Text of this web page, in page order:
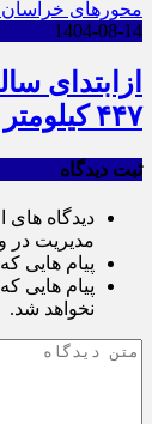
1404-08-14
ازابتدای
۴۴۷ کیلومتر از محورهای خراسان جنوبی
ثبت دیدگاه
دیدگاه
مدیریت در
پیام هایی
پیام هایی
نخواهد شد.